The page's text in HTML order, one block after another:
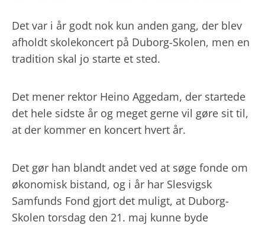
Det var i år godt nok kun anden gang, der blev
afholdt skolekoncert på Duborg-Skolen, men en
tradition skal jo starte et sted.
Det mener rektor Heino Aggedam, der startede
det hele sidste år og meget gerne vil gøre sit til,
at der kommer en koncert hvert år.
Det gør han blandt andet ved at søge fonde om
økonomisk bistand, og i år har Slesvigsk
Samfunds Fond gjort det muligt, at Duborg-
Skolen torsdag den 21. maj kunne byde